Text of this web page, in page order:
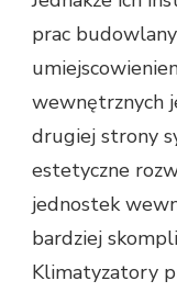
prac
wewnętrznych
drugiej strony
estetyczne
jednostek
bardziej
Klimatyzatory